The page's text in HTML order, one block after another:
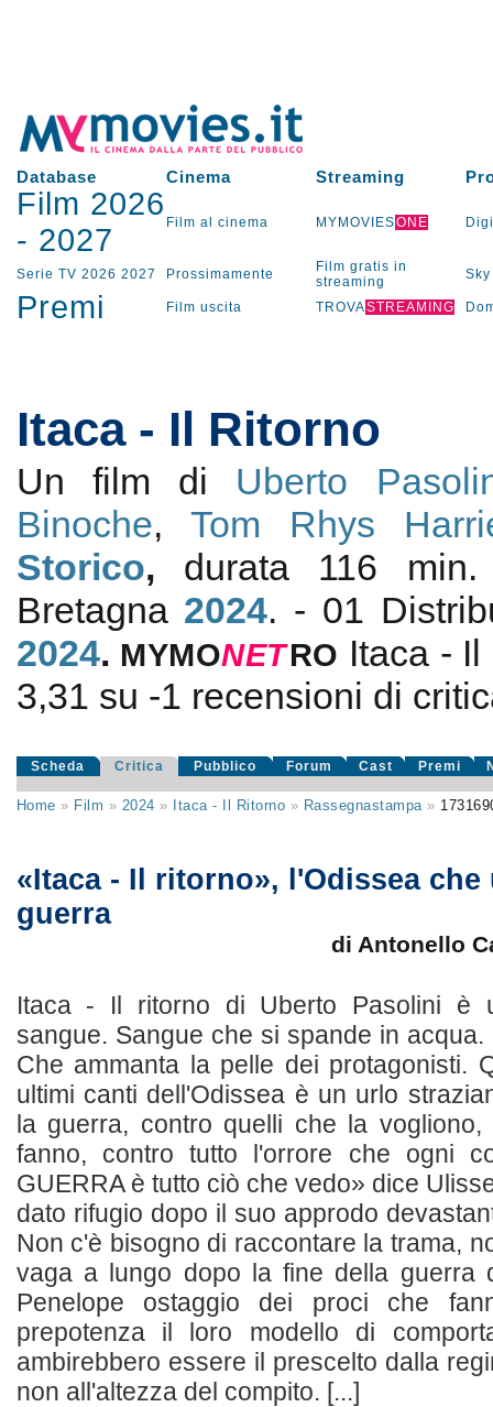
Database Cinema Streaming
Film 2026
- 2027 Film al cinema MYMOVIESONE
Serie TV 2026 2027 Prossimamente
Film gratis in
streaming
Sky
Premi Film uscita TROVASTREAMING
Itaca - Il Ritorno
Un film di Uberto
Binoche, Tom Rhys
Storico, durata 116
Bretagna 2024. - 01
2024. MYMONETRO Itaca -
3,31 su -1 recensioni di
Scheda Critica Pubblico Forum Cast Premi
Home » Film » 2024 » Itaca - Il Ritorno » Rassegnastampa»
«Itaca - Il ritorno», l'Odissea
guerra
di Antonello
Itaca - Il ritorno di Uberto Pasolini è
sangue. Sangue che si spande in
Che ammanta la pelle dei protagonisti.
ultimi canti dell'Odissea è un urlo
la guerra, contro quelli che la
fanno, contro tutto l'orrore che ogni
GUERRA è tutto ciò che vedo» dice
dato rifugio dopo il suo approdo
Non c'è bisogno di raccontare la trama,
vaga a lungo dopo la fine della guerra
Penelope ostaggio dei proci che
prepotenza il loro modello di
ambirebbero essere il prescelto dalla
non all'altezza del compito. [...]